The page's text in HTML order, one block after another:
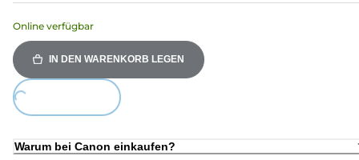
Online verfügbar
IN DEN WARENKORB LEGEN
Warum bei Canon einkaufen?